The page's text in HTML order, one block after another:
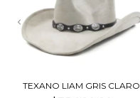
TEXANO LIAM GRIS CLARO